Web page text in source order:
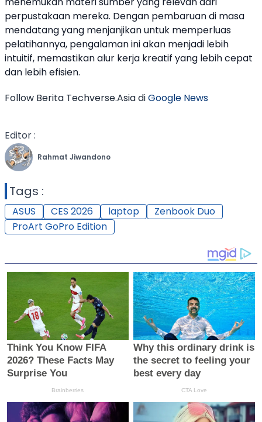
perpustakaan mereka. Dengan pembaruan di masa
mendatang yang menjanjikan untuk memperluas
pelatihannya, pengalaman ini akan menjadi lebih
intuitif, memastikan alur kerja kreatif yang lebih cepat
dan lebih efisien.
Follow Berita Techverse.Asia diGoogle News
Editor :
Rahmat Jiwandono
Tags :
ASUS CES 2026 laptop
Zenbook Duo
ProArt GoPro Edition